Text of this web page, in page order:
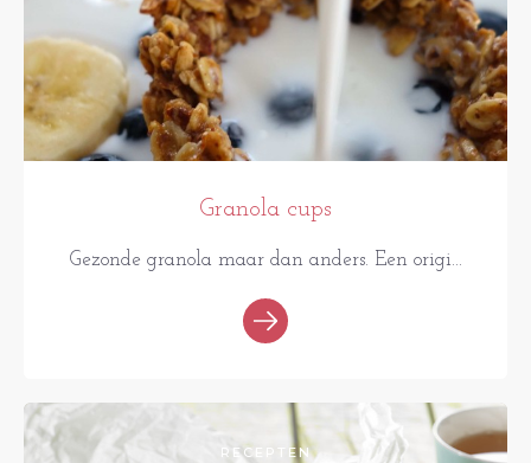
Granola cups
Gezonde granola maar dan anders. Een origi...
RECEPTEN